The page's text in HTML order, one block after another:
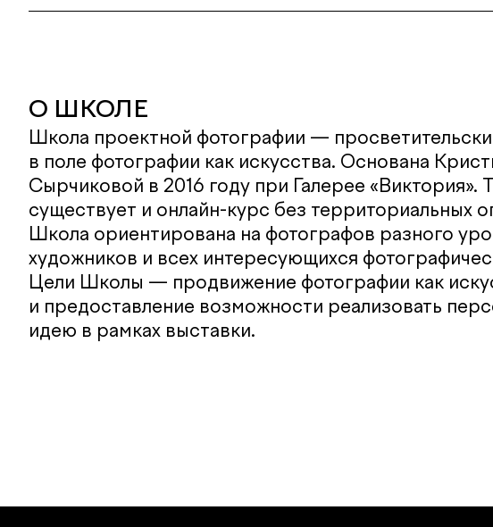
О ШКОЛЕ
Школа проектной фотографии —
в поле фотографии как искусства. Основана
Сырчиковой в 2016 году при Галерее «Виктория».
существует и онлайн-курс без территориальных
Школа ориентирована на фотографов разного
художников и всех интересующихся
Цели Школы — продвижение фотографии как
и предоставление возможности реализовать
идею в рамках выставки.